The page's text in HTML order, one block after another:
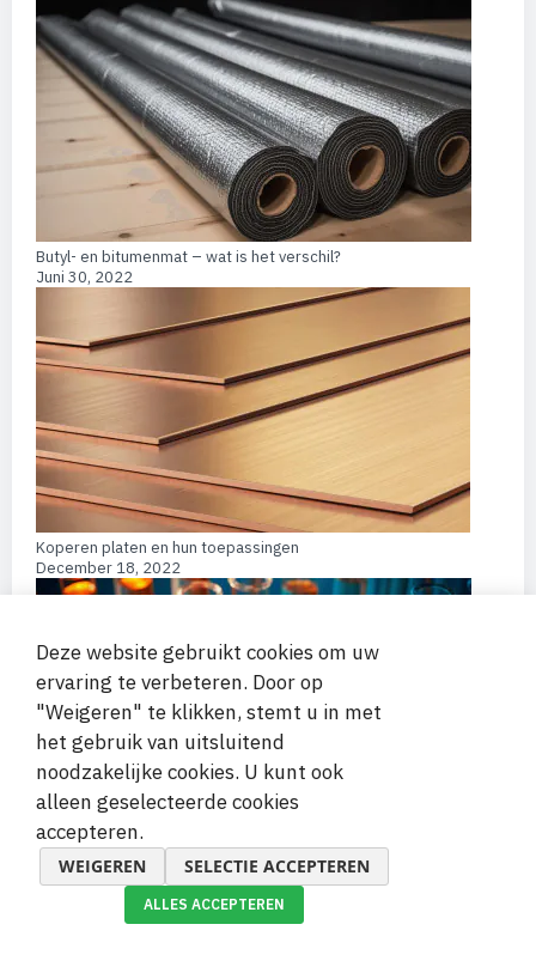
Butyl- en bitumenmat – wat is het verschil?
Juni 30, 2022
Koperen platen en hun toepassingen
December 18, 2022
Glazen reageerbuisjes met kurk – toepassingen en voordelen
December 20, 2022
Deze website gebruikt cookies om uw
ervaring te verbeteren. Door op
"Weigeren" te klikken, stemt u in met
het gebruik van uitsluitend
noodzakelijke cookies. U kunt ook
alleen geselecteerde cookies
accepteren.
WEIGEREN SELECTIE ACCEPTEREN
ALLES ACCEPTEREN